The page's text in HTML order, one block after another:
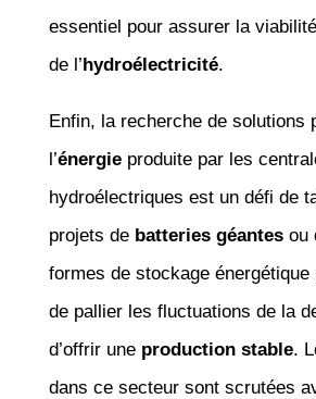
essentiel pour assurer la
de l’hydroélectricité.
Enfin, la recherche de solutions
l’énergieproduite par les
hydroélectriques est un défi de
projets de batteries géantesou
formes de stockage énergétique
de pallier les fluctuations de la
d’offrir une production stable.
dans ce secteur sont scrutées